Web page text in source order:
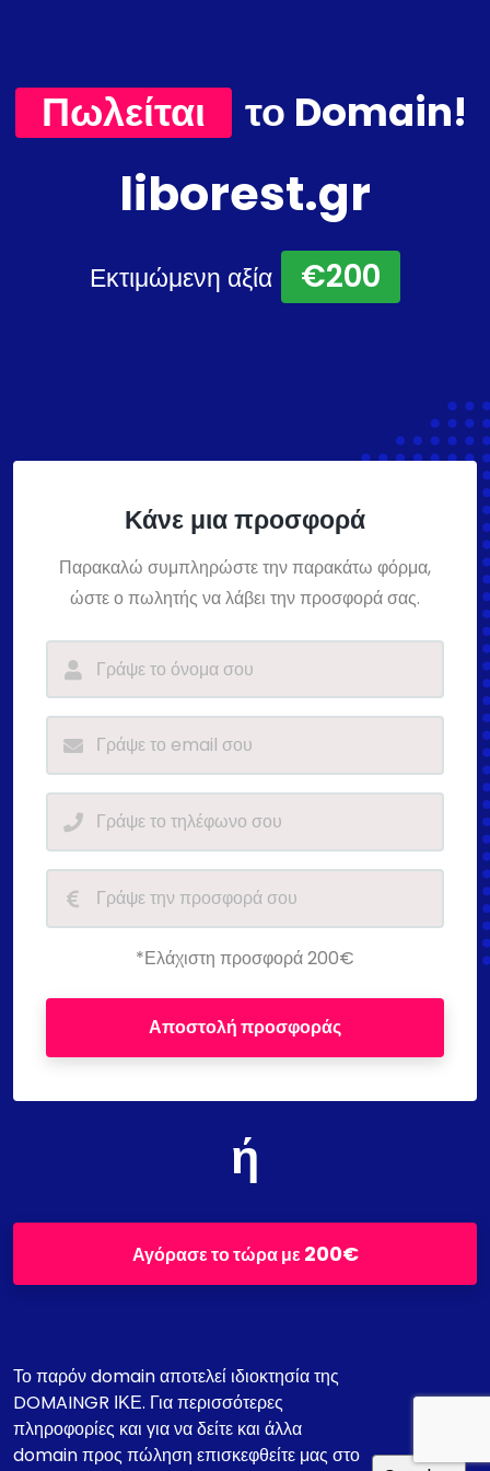
Πωλείται το Domain!
liborest.gr
Εκτιμώμενη αξία €200
Κάνε μια προσφορά
Παρακαλώ συμπληρώστε την παρακάτω φόρμα,
ώστε ο πωλητής να λάβει την προσφορά σας.
*Ελάχιστη προσφορά 200€
Αποστολή προσφοράς
ή
Αγόρασε το τώρα με200€
Το παρόν domain αποτελεί ιδιοκτησία της
DOMAINGR ΙΚΕ. Για περισσότερες
πληροφορίες και για να δείτε και άλλα
domain προς πώληση επισκεφθείτε μας στο